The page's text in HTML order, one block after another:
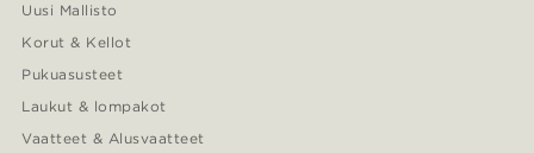
Uusi Mallisto
Korut & Kellot
Pukuasusteet
Laukut & lompakot
Vaatteet & Alusvaatteet